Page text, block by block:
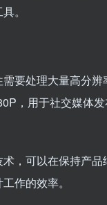
。
要处理大量高分
，用于社交媒体
，可以在保持产
作的效率。